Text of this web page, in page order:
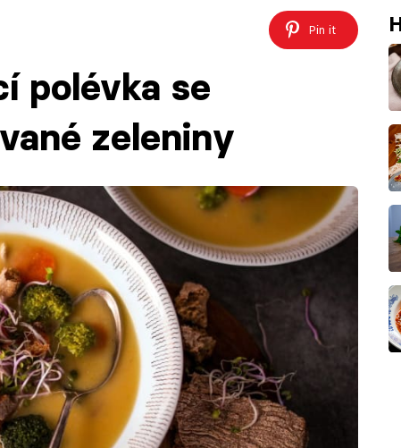
ČASOPIS
Pin it
polévka se
zeleniny